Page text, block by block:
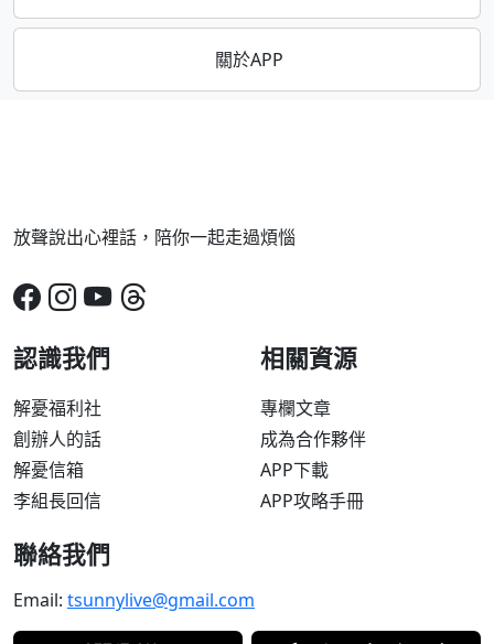
關於APP
放聲說出心裡話，陪你一起走過煩惱
認識我們
解憂福利社
創辦人的話
解憂信箱
李組長回信
相關資源
專欄文章
成為合作夥伴
APP下載
APP攻略手冊
聯絡我們
Email: tsunnylive@gmail.com